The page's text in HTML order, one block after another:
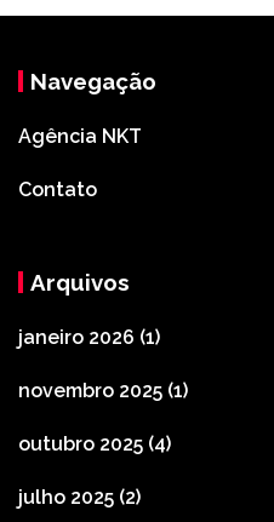
Navegação
Agência NKT
Contato
Arquivos
janeiro 2026 (1)
novembro 2025 (1)
outubro 2025 (4)
julho 2025 (2)